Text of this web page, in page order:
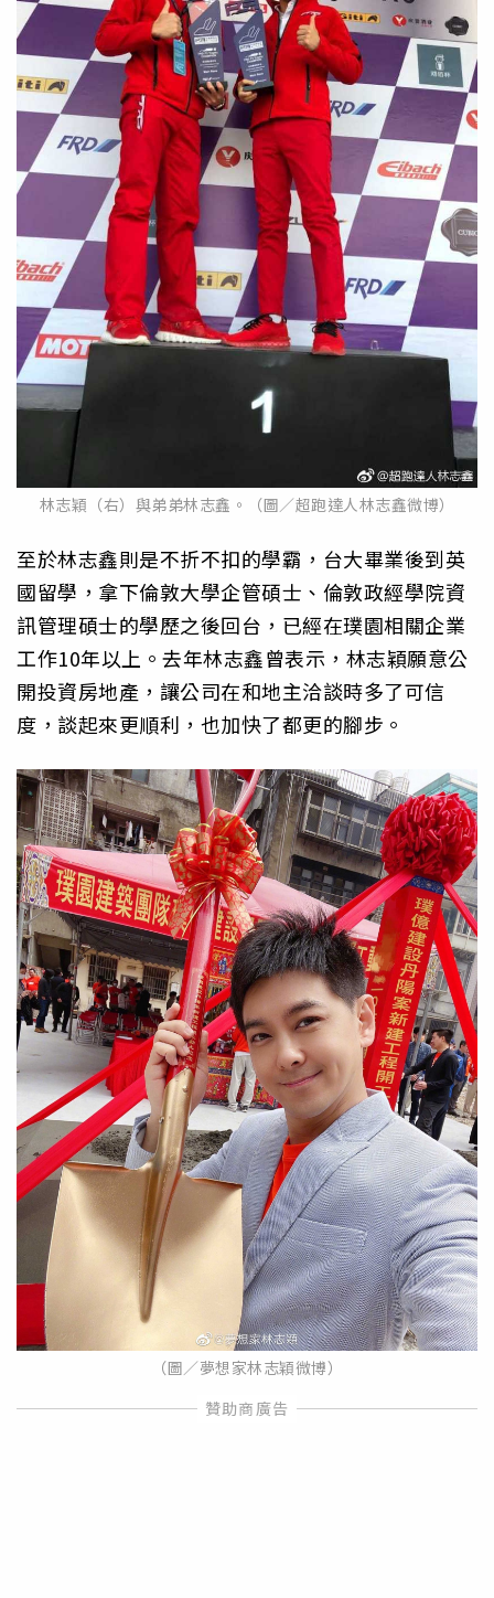
林志穎（右）與弟弟林志鑫。（圖／超跑達人林志鑫微博）
至於林志鑫則是不折不扣的學霸，台大畢業後到英
國留學，拿下倫敦大學企管碩士、倫敦政經學院資
訊管理碩士的學歷之後回台，已經在璞園相關企業
工作10年以上。去年林志鑫曾表示，林志穎願意公
開投資房地產，讓公司在和地主洽談時多了可信
度，談起來更順利，也加快了都更的腳步。
（圖／夢想家林志穎微博）